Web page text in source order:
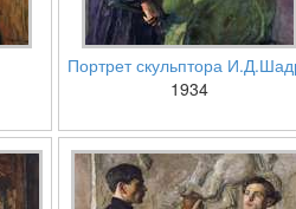
Портрет скульптора
1934